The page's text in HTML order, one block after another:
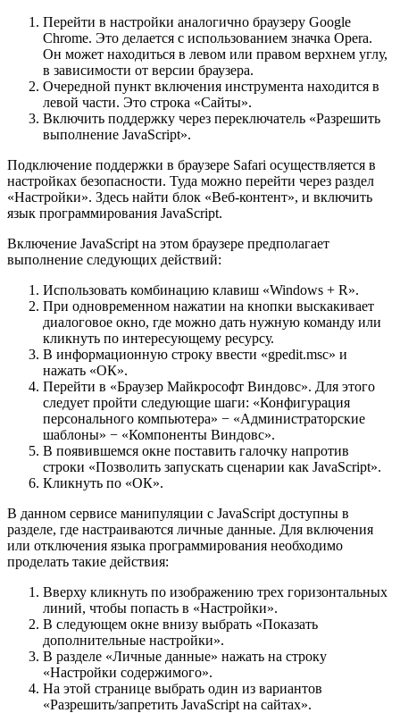
Перейти в настройки аналогично браузеру Google
Chrome. Это делается с использованием значка Opera.
Он может находиться в левом или правом верхнем углу,
в зависимости от версии браузера.
Очередной пункт включения инструмента находится в
левой части. Это строка «Сайты».
Включить поддержку через переключатель «Разрешить
выполнение JavaScript».
Подключение поддержки в браузере Safari осуществляется в
настройках безопасности. Туда можно перейти через раздел
«Настройки». Здесь найти блок «Веб-контент», и включить
язык программирования JavaScript.
Включение JavaScript на этом браузере предполагает
выполнение следующих действий:
Использовать комбинацию клавиш «Windows + R».
При одновременном нажатии на кнопки выскакивает
диалоговое окно, где можно дать нужную команду или
кликнуть по интересующему ресурсу.
В информационную строку ввести «gpedit.msc» и
нажать «ОК».
Перейти в «Браузер Майкрософт Виндовс». Для этого
следует пройти следующие шаги: «Конфигурация
персонального компьютера» − «Администраторские
шаблоны» − «Компоненты Виндовс».
В появившемся окне поставить галочку напротив
строки «Позволить запускать сценарии как JavaScript».
Кликнуть по «ОК».
В данном сервисе манипуляции с JavaScript доступны в
разделе, где настраиваются личные данные. Для включения
или отключения языка программирования необходимо
проделать такие действия:
Вверху кликнуть по изображению трех горизонтальных
линий, чтобы попасть в «Настройки».
В следующем окне внизу выбрать «Показать
дополнительные настройки».
В разделе «Личные данные» нажать на строку
«Настройки содержимого».
На этой странице выбрать один из вариантов
«Разрешить/запретить JavaScript на сайтах».